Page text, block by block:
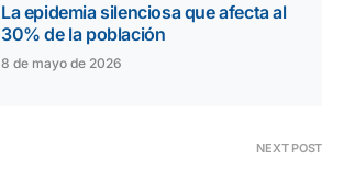
La epidemia silenciosa que afecta al
30% de la población
8 de mayo de 2026
NEXT POST